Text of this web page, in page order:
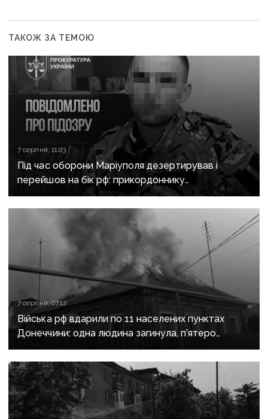
ТАКОЖ ЗА ТЕМОЮ
7 серпня, 11:03
Під час оборони Маріуполя дезертирував і
перейшов на бік рф: прикордоннику
з «Азовсталі» повідомили про підозру
7 серпня, 07:12
Війська рф вдарили по 11 населених пунктах
Донеччини: одна людина загинула, п’ятеро
поранені